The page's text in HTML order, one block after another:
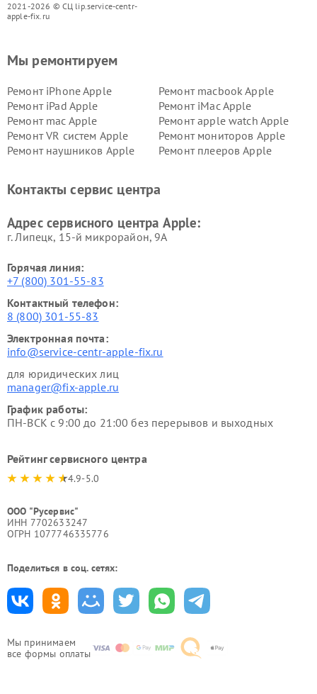
2021-2026 © СЦ lip.service-centr-
apple-fix.ru
Мы принимаем
все формы оплаты
Мы ремонтируем
Ремонт iPhone Apple
Ремонт macbook Apple
Ремонт iPad Apple
Ремонт iMac Apple
Ремонт mac Apple
Ремонт apple watch Apple
Ремонт VR систем Apple
Ремонт мониторов Apple
Ремонт наушников Apple
Ремонт плееров Apple
Контакты сервис центра
Адрес сервисного центра Apple:
г. Липецк, 15-й микрорайон, 9А
Горячая линия:
+7 (800) 301-55-83
Контактный телефон:
8 (800) 301-55-83
Электронная почта:
info@service-centr-apple-fix.ru
для юридических лиц
manager@fix-apple.ru
График работы:
ПН-ВСК с 9:00 до 21:00 без перерывов и выходных
Рейтинг сервисного центра
4.9-5.0
ООО "Русервис"
ИНН 7702633247
ОГРН 1077746335776
Поделиться в соц. сетях: